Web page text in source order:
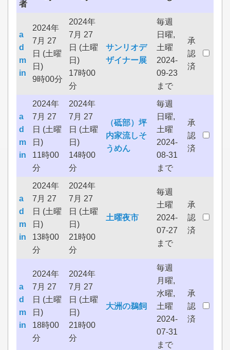
者
a
d
m
in
2024年
7月 27
日 (土曜
日)
9時00分
2024年
7月 27
日 (土曜
日)
17時00
分
サンリオデ
ザイナー展
毎週
日曜,
土曜
2024-
09-23
まで
承
認
済
a
d
m
in
2024年
7月 27
日 (土曜
日)
11時00
分
2024年
7月 27
日 (土曜
日)
14時00
分
（砥部）坪
内家流しそ
うめん
毎週
日曜,
土曜
2024-
08-31
まで
承
認
済
a
d
m
in
2024年
7月 27
日 (土曜
日)
13時00
分
2024年
7月 27
日 (土曜
日)
21時00
分
土曜夜市
毎週
土曜
2024-
07-27
まで
承
認
済
a
d
m
in
2024年
7月 27
日 (土曜
日)
18時00
分
2024年
7月 27
日 (土曜
日)
21時00
分
大洲の鵜飼
毎週
月曜,
水曜,
土曜
2024-
07-31
まで
承
認
済